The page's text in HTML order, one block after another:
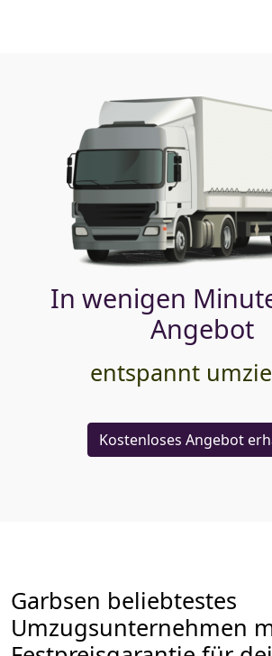
In wenigen
Angebot
entspannt
Kostenloses Angebot
Garbsen beliebtestes
Umzugsunternehmen